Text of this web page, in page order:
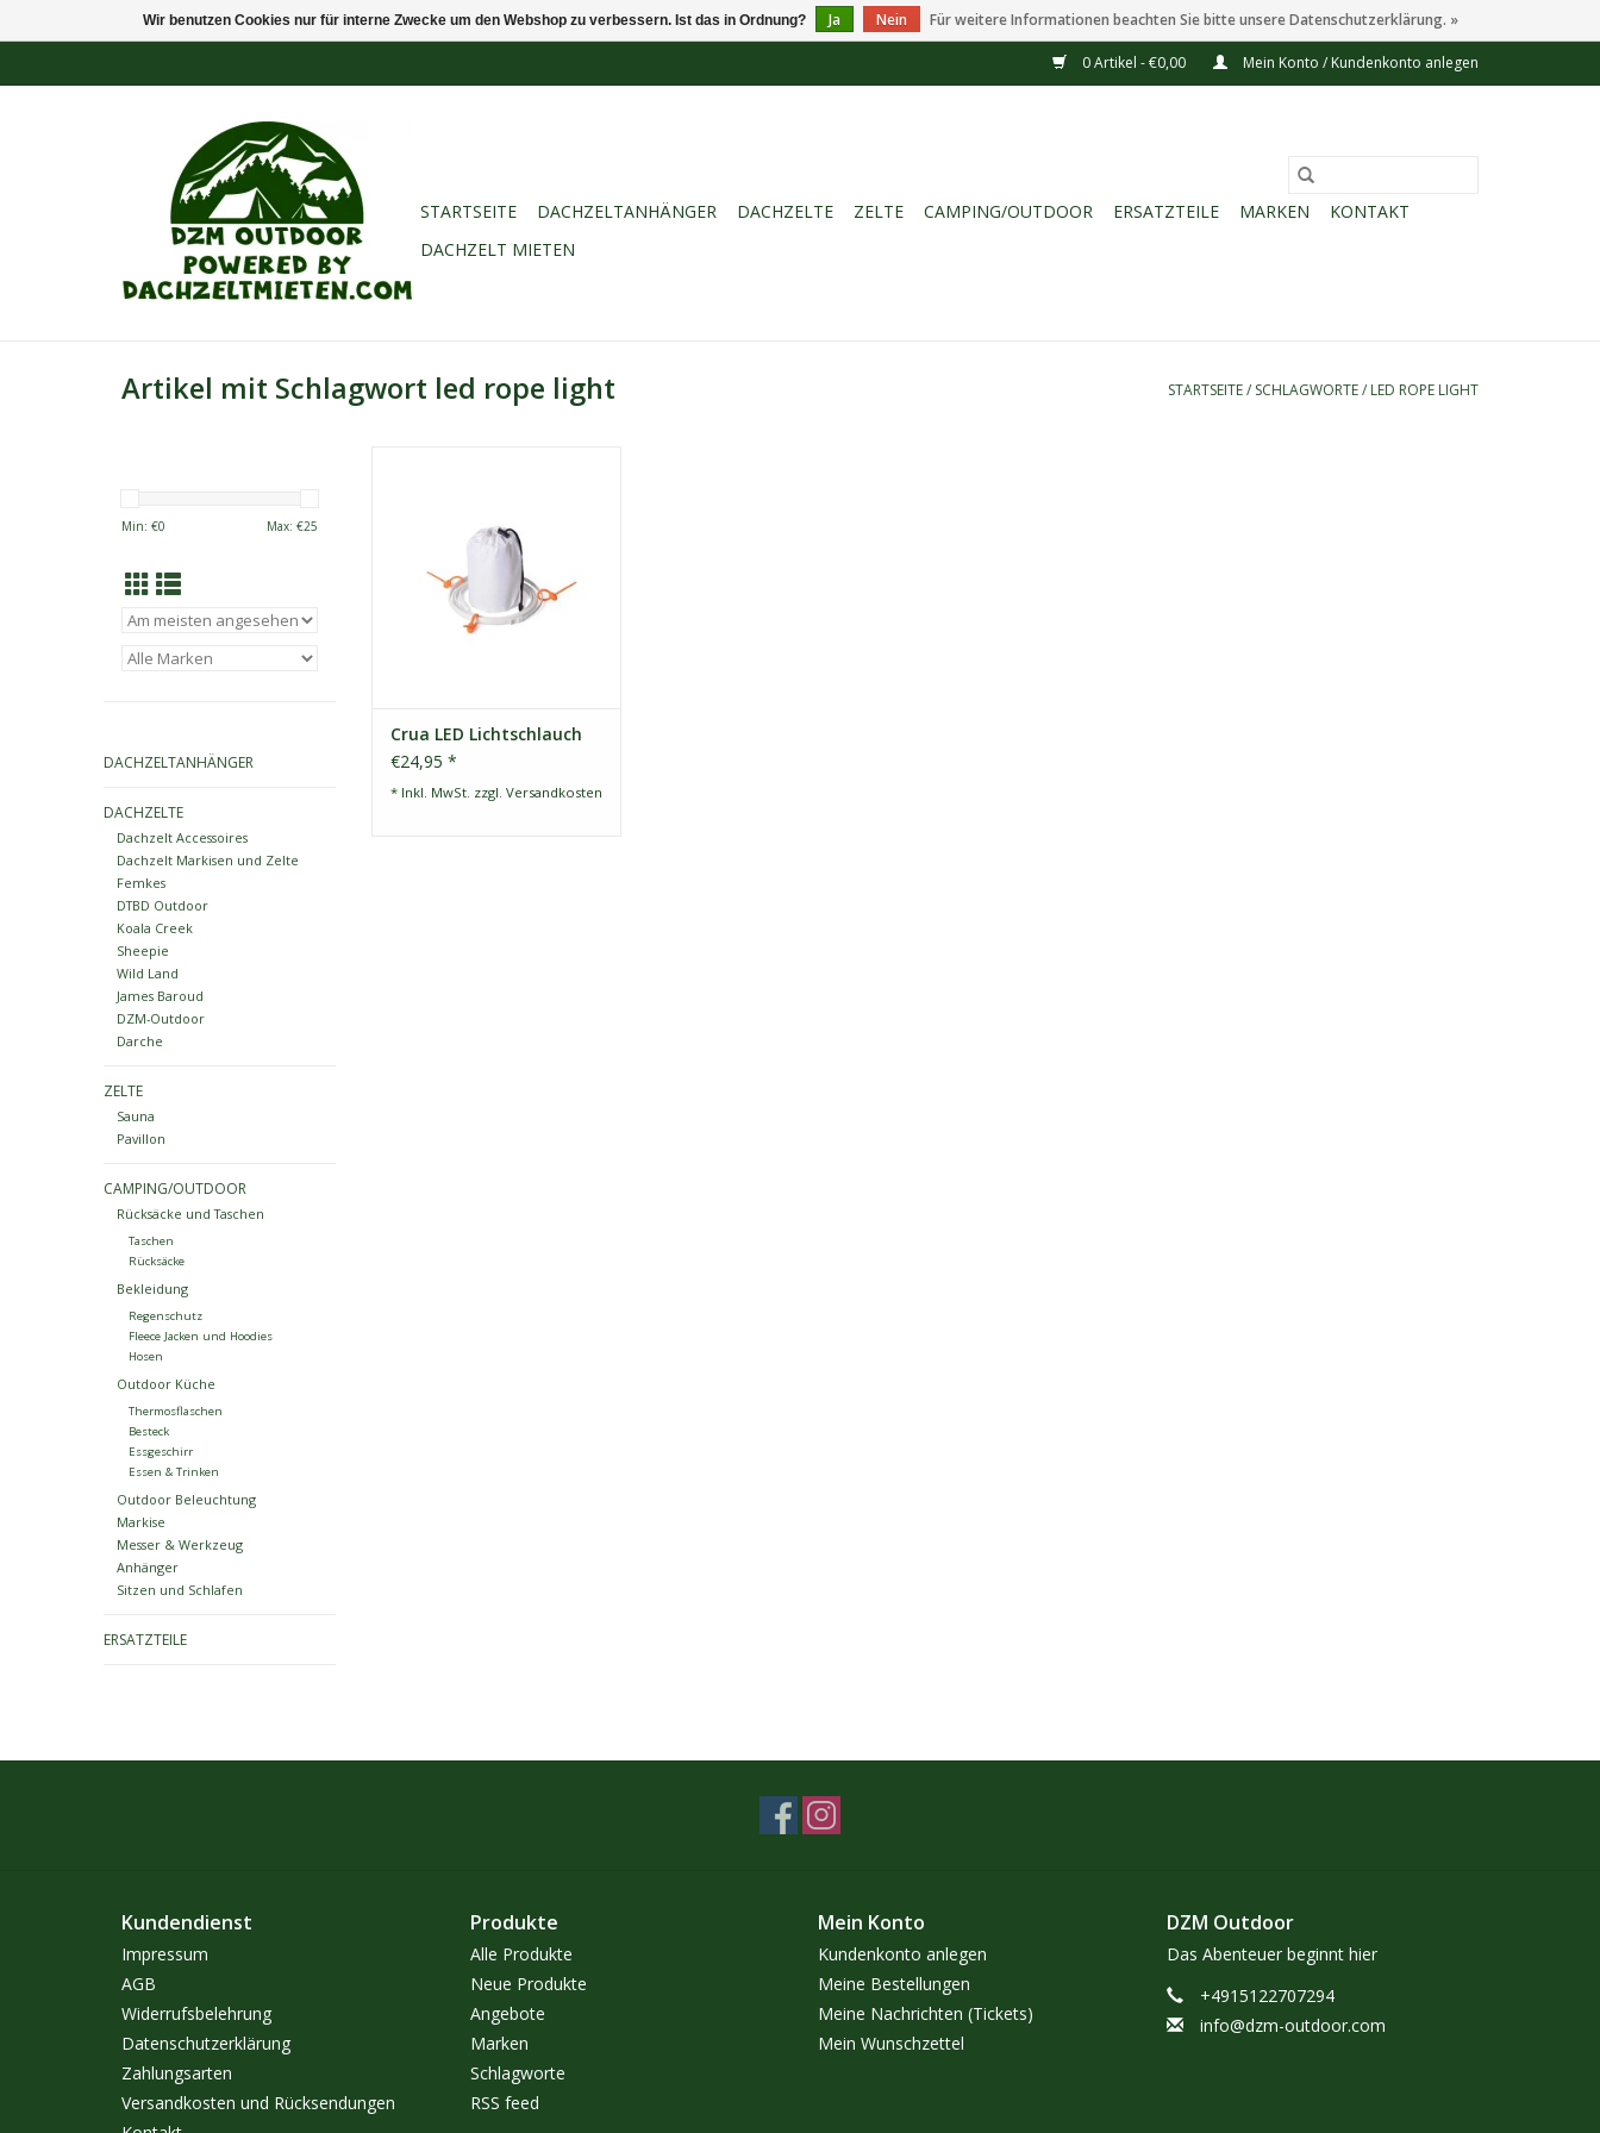
0 Artikel - €0,00 Mein Konto / Kundenkonto anlegen
STARTSEITE DACHZELTANHÄNGER DACHZELTE ZELTE CAMPING/OUTDOOR ERSATZTEILE MARKEN
KONTAKT
DACHZELT MIETEN
Artikel mit Schlagwort led rope light STARTSEITE/ SCHLAGWORTE/ LED ROPE LIGHT
Min: €0 Max: €25
DACHZELTANHÄNGER
DACHZELTE
Dachzelt Accessoires
Dachzelt Markisen und Zelte
Femkes
DTBD Outdoor
Koala Creek
Sheepie
Wild Land
James Baroud
DZM-Outdoor
Darche
ZELTE
Sauna
Pavillon
CAMPING/OUTDOOR
Rücksäcke und Taschen
Taschen
Rücksäcke
Bekleidung
Regenschutz
Fleece Jacken und Hoodies
Hosen
Outdoor Küche
Thermosflaschen
Besteck
Essgeschirr
Essen & Trinken
Outdoor Beleuchtung
Markise
Messer & Werkzeug
Anhänger
Sitzen und Schlafen
ERSATZTEILE
einfach zu bedienen und kann mit
jedem USB-Gerät betrieben
werden. Ein wiederaufladbares
Akkupack ist ideal. Sie hat eine
praktische Schlaufe am Ende, mit
Crua LED Lichtschlauch
€24,95 *
* Inkl. MwSt. zzgl. Versandkosten
Kundendienst
Impressum
AGB
Widerrufsbelehrung
Datenschutzerklärung
Zahlungsarten
Versandkosten und Rücksendungen
Produkte
Alle Produkte
Neue Produkte
Angebote
Marken
Schlagworte
RSS feed
Mein Konto
Kundenkonto anlegen
Meine Bestellungen
Meine Nachrichten (Tickets)
Mein Wunschzettel
DZM Outdoor
Das Abenteuer beginnt hier
+4915122707294
info@dzm-outdoor.com
Wir benutzen Cookies nur für interne Zwecke um den Webshop zu verbessern. Ist das in Ordnung? Ja Nein Für weitere Informationen beachten Sie bitte unsere Datenschutzerklärung. »